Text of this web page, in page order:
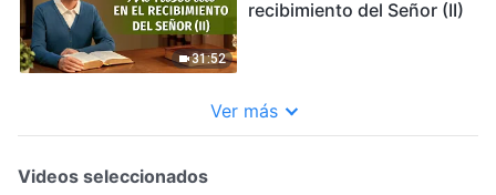
31:52
recibimiento del Señor (II)
Ver más
Videos seleccionados